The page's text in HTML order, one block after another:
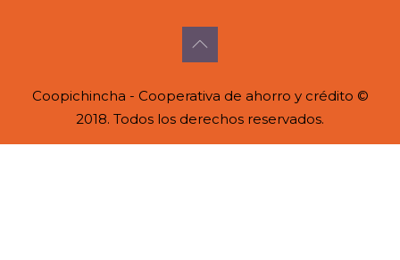
Coopichincha - Cooperativa de ahorro y crédito ©
2018. Todos los derechos reservados.